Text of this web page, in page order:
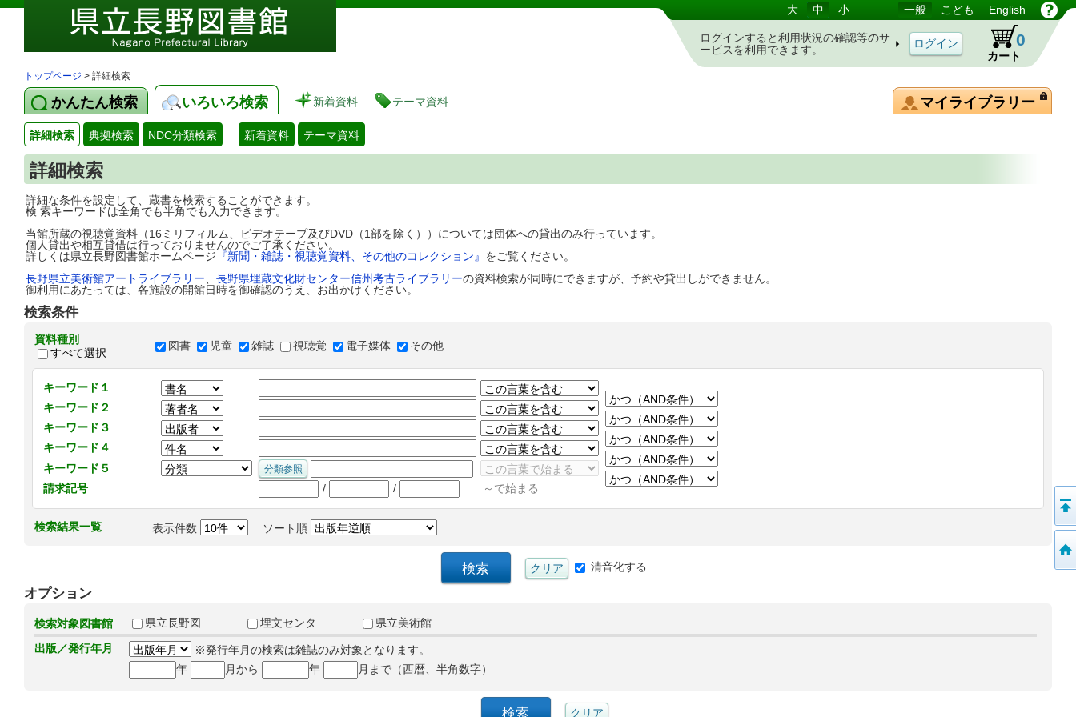
図書館 蔵書検索・予約システム 大 中 小 一般 こども English
ログインすると利用状況の確認等のサ
ービスを利用できます。
カート
0
トップページ > 詳細検索
かんたん検索 いろいろ検索 新着資料 テーマ資料 マイライブラリー
詳細検索 典拠検索 NDC分類検索 新着資料 テーマ資料
詳細検索
詳細な条件を設定して、蔵書を検索することができます。
検 索キーワードは全角でも半角でも入力できます。
当館所蔵の視聴覚資料（16ミリフィルム、ビデオテープ及びDVD（1部を除く））については団体への貸出のみ行っています。
個人貸出や相互貸借は行っておりませんのでご了承ください。
詳しくは県立長野図書館ホームページ 『新聞・雑誌・視聴覚資料、その他のコレクション』 をご覧ください。
長野県立美術館アートライブラリー
長野県埋蔵文化財センター信州考古ライブラリーの資料検索が同時にできますが、予約や貸出しができません。
御利用にあたっては、各施設の開館日時を御確認のうえ、お出かけください。
検索条件
資料種別
すべて選択
図書 児童 雑誌 視聴覚 電子媒体 その他
キーワード１
キーワード２
キーワード３
キーワード４
キーワード５
請求記号
/ / ～で始まる
検索結果一覧 表示件数 ソート順
清音化する
オプション
検索対象図書館 県立長野図 埋文センタ
県立美術館
出版／発行年月
※発行年月の検索は雑誌のみ対象となります。
年
月から 年 月まで（西暦、半角数字）